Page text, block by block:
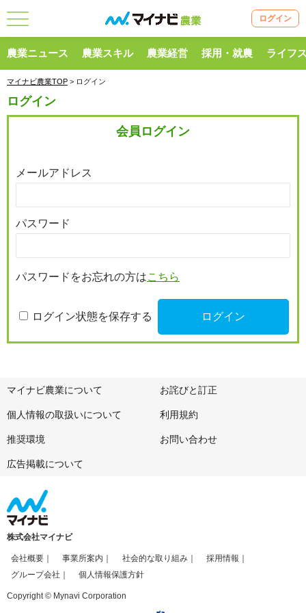
ログイン
農業ニュース 農業スキル 農業経営 採用・就農 ライフ
マイナビ農業TOP > ログイン
ログイン
会員ログイン
メールアドレス
パスワード
パスワードをお忘れの方はこちら
ログイン状態を保存する
マイナビ農業について お詫びと訂正
個人情報の取扱いについて 利用規約
推奨環境 お問い合わせ
広告掲載について
株式会社マイナビ
会社概要 事業所案内 社会的な取り組み
採用情報
グループ会社
個人情報保護方針
Copyright © Mynavi Corporation